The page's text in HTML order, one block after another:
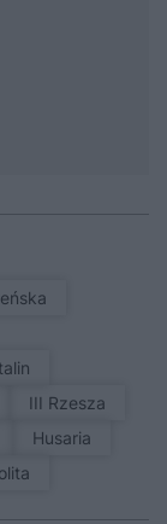
III Rzesza
Husaria